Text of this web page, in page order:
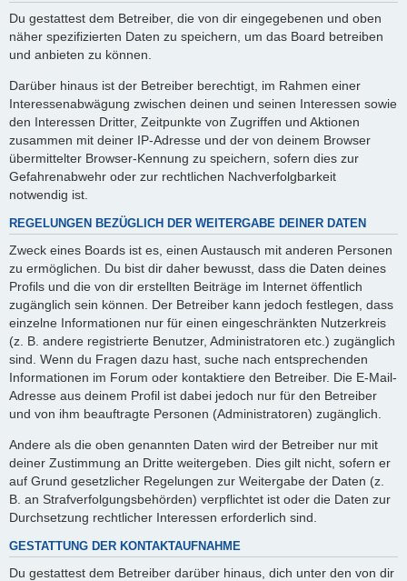
Du gestattest dem Betreiber, die von dir eingegebenen und oben
näher spezifizierten Daten zu speichern, um das Board betreiben
und anbieten zu können.
Darüber hinaus ist der Betreiber berechtigt, im Rahmen einer
Interessenabwägung zwischen deinen und seinen Interessen sowie
den Interessen Dritter, Zeitpunkte von Zugriffen und Aktionen
zusammen mit deiner IP-Adresse und der von deinem Browser
übermittelter Browser-Kennung zu speichern, sofern dies zur
Gefahrenabwehr oder zur rechtlichen Nachverfolgbarkeit
notwendig ist.
REGELUNGEN BEZÜGLICH DER WEITERGABE DEINER DATEN
Zweck eines Boards ist es, einen Austausch mit anderen Personen
zu ermöglichen. Du bist dir daher bewusst, dass die Daten deines
Profils und die von dir erstellten Beiträge im Internet öffentlich
zugänglich sein können. Der Betreiber kann jedoch festlegen, dass
einzelne Informationen nur für einen eingeschränkten Nutzerkreis
(z. B. andere registrierte Benutzer, Administratoren etc.) zugänglich
sind. Wenn du Fragen dazu hast, suche nach entsprechenden
Informationen im Forum oder kontaktiere den Betreiber. Die E-Mail-
Adresse aus deinem Profil ist dabei jedoch nur für den Betreiber
und von ihm beauftragte Personen (Administratoren) zugänglich.
Andere als die oben genannten Daten wird der Betreiber nur mit
deiner Zustimmung an Dritte weitergeben. Dies gilt nicht, sofern er
auf Grund gesetzlicher Regelungen zur Weitergabe der Daten (z.
B. an Strafverfolgungsbehörden) verpflichtet ist oder die Daten zur
Durchsetzung rechtlicher Interessen erforderlich sind.
GESTATTUNG DER KONTAKTAUFNAHME
Du gestattest dem Betreiber darüber hinaus, dich unter den von dir